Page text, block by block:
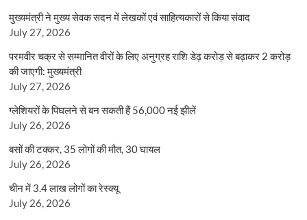
मुख्यमंत्री ने मुख्य सेवक सदन में लेखकों एवं साहित्यकारों से किया संवाद
July 27, 2026
परमवीर चक्र से सम्मानित वीरों के लिए अनुग्रह राशि डेढ़ करोड़ से बढ़ाकर 2 करोड़
की जाएगी: मुख्यमंत्री
July 27, 2026
ग्लेशियरों के पिघलने से बन सकती हैं 56,000 नई झीलें
July 26, 2026
बसों की टक्कर, 35 लोगों की मौत, 30 घायल
July 26, 2026
चीन में 3.4 लाख लोगों का रेस्क्यू
July 26, 2026